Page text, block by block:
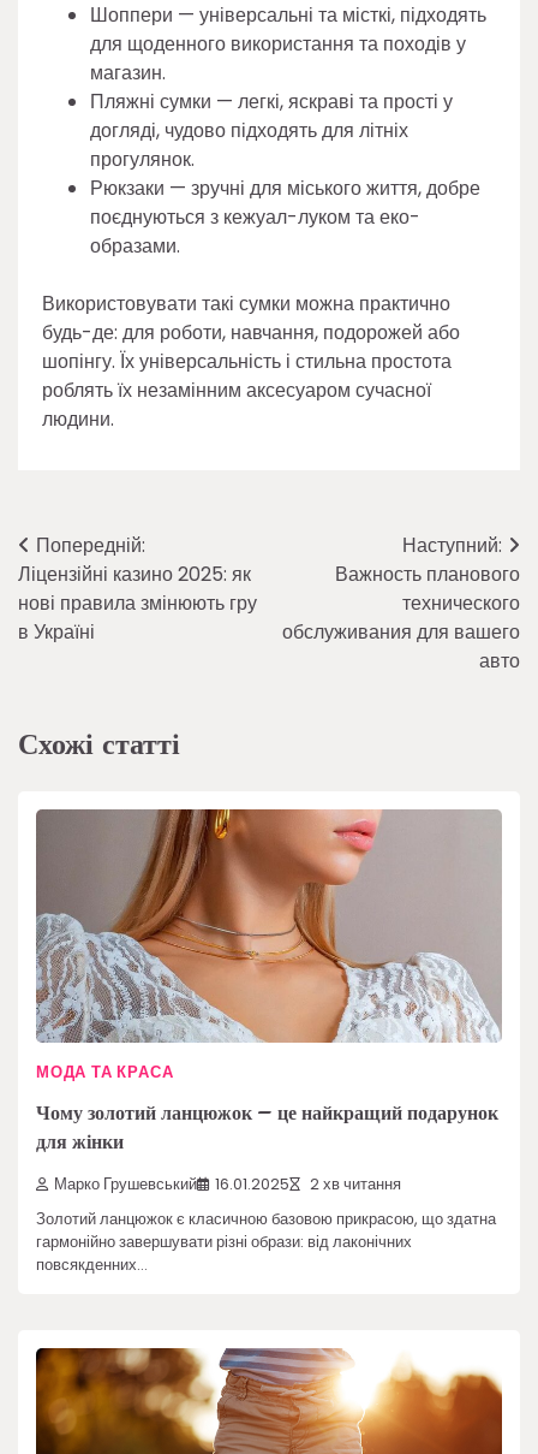
Шоппери — універсальні та місткі, підходять
для щоденного використання та походів у
магазин.
Пляжні сумки — легкі, яскраві та прості у
догляді, чудово підходять для літніх
прогулянок.
Рюкзаки — зручні для міського життя, добре
поєднуються з кежуал-луком та еко-
образами.
Використовувати такі сумки можна практично
будь-де: для роботи, навчання, подорожей або
шопінгу. Їх універсальність і стильна простота
роблять їх незамінним аксесуаром сучасної
людини.
Навігація
записів
Попередній:
Ліцензійні казино 2025: як
нові правила змінюють гру
в Україні
Наступний:
Важность планового
технического
обслуживания для вашего
авто
Схожі статті
МОДА ТА КРАСА
Чому золотий ланцюжок – це найкращий подарунок
для жінки
Марко Грушевський 16.01.2025 2 хв читання
Золотий ланцюжок є класичною базовою прикрасою, що здатна
гармонійно завершувати різні образи: від лаконічних
повсякденних…